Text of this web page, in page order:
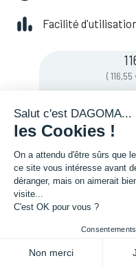
Facilité
( 116,55
Soyez averti
Salut c'est DAGOMA...
les Cookies !
On a attendu d'être sûrs que
ce site vous intéresse avant
déranger, mais on aimerait
visite...
C'est OK pour vous ?
Non merci